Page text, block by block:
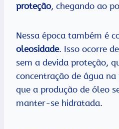
proteção, chegando ao
Nessa época também é
oleosidade. Isso ocorre
sem a devida proteção,
concentração de água
que a produção de óleo
manter-se hidratada.